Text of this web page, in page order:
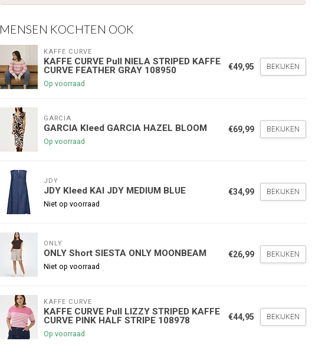
MENSEN KOCHTEN OOK
KAFFE CURVE
KAFFE CURVE Pull NIELA STRIPED KAFFE
CURVE FEATHER GRAY 108950
Op voorraad
€49,95 BEKIJKEN
GARCIA
GARCIA Kleed GARCIA HAZEL BLOOM
Op voorraad
€69,99 BEKIJKEN
JDY
JDY Kleed KAI JDY MEDIUM BLUE
Niet op voorraad
€34,99 BEKIJKEN
ONLY
ONLY Short SIESTA ONLY MOONBEAM
Niet op voorraad
€26,99 BEKIJKEN
KAFFE CURVE
KAFFE CURVE Pull LIZZY STRIPED KAFFE
CURVE PINK HALF STRIPE 108978
Op voorraad
€44,95 BEKIJKEN